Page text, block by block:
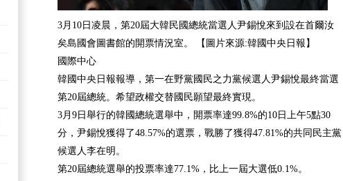
3月10日凌晨，第20屆大韓民國總統當選人尹錫悅來到設在首爾汝
矣島國會圖書館的開票情況室。 【圖片來源:韓國中央日報】
國際中心
韓國中央日報報導，第一在野黨國民之力黨候選人尹錫悅最終當選
第20屆總統。希望政權交替國民願望最終實現。
3月9日舉行的韓國總統選舉中，開票率達99.8%的10日上午5點30
分，尹錫悅獲得了48.57%的選票，戰勝了獲得47.81%的共同民主黨
候選人李在明。
第20屆總統選舉的投票率達77.1%，比上一屆大選低0.1%。